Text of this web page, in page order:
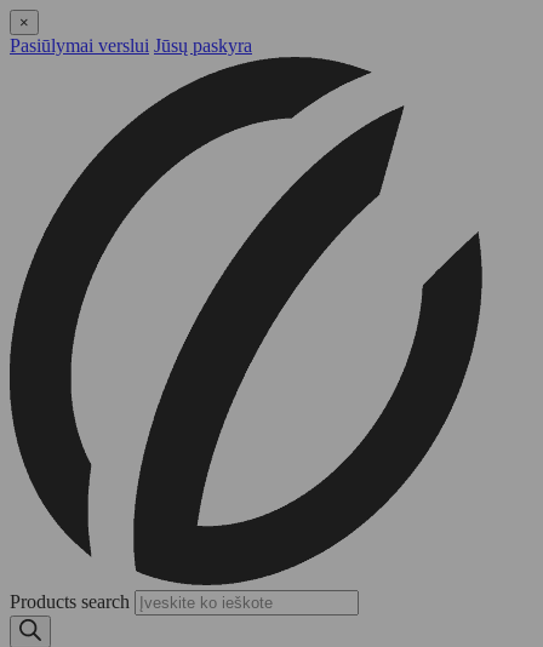
×
Pasiūlymai verslui Jūsų paskyra
Products search